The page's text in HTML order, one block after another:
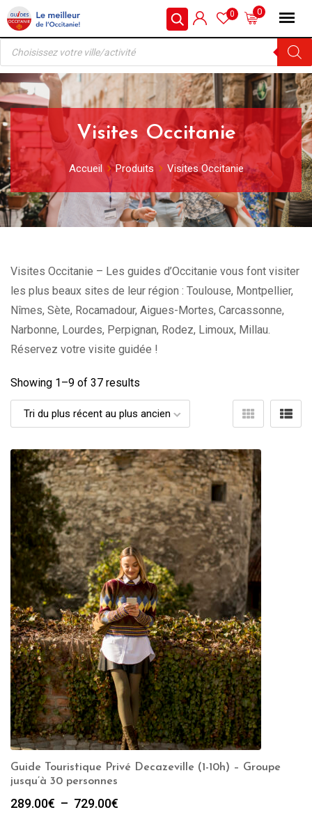
Skip
to
content
0
0
Recherche
produits
Visites Occitanie
Accueil Produits Visites Occitanie
Visites Occitanie – Les guides d’Occitanie vous font visiter
les plus beaux sites de leur région : Toulouse, Montpellier,
Nîmes, Sète, Rocamadour, Aigues-Mortes, Carcassonne,
Narbonne, Lourdes, Perpignan, Rodez, Limoux, Millau.
Réservez votre visite guidée !
Showing 1–9 of 37 results
Guide Touristique Privé Decazeville (1-10h) – Groupe
jusqu’à 30 personnes
289.00€ – 729.00€